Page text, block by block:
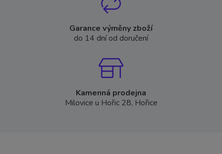
Garance výměny zboží
do 14 dní od doručení
Kamenná prodejna
Milovice u Hořic 28, Hořice